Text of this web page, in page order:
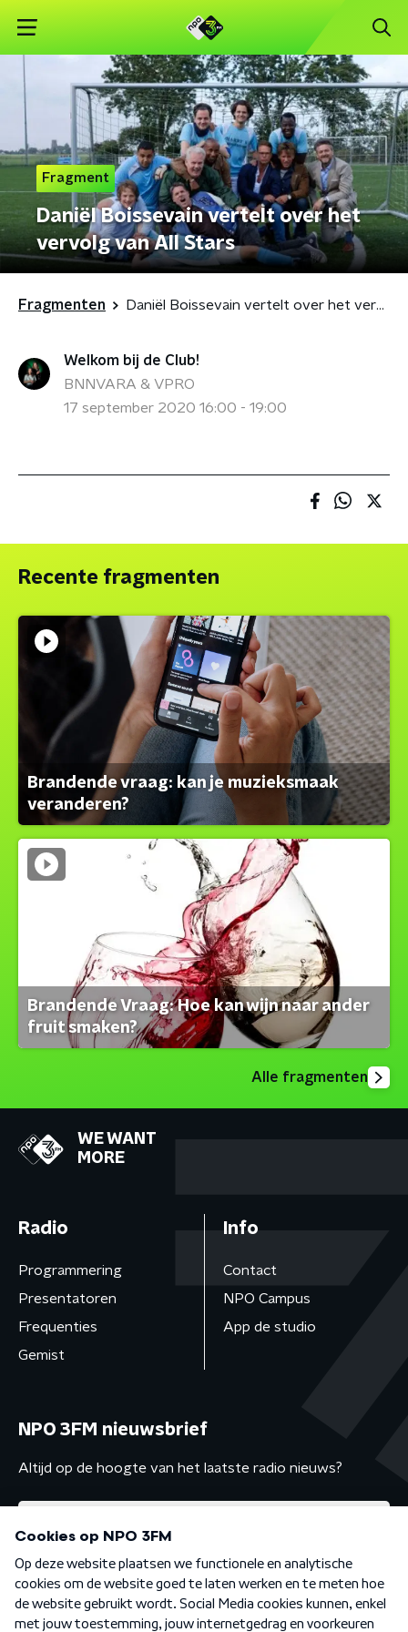
Fragment
Daniël Boissevain vertelt over het
vervolg van All Stars
Fragmenten Daniël Boissevain vertelt over het vervolg van All Stars
Welkom bij de Club!
BNNVARA & VPRO
17 september 2020 16:00 - 19:00
Recente fragmenten
Brandende vraag: kan je muzieksmaak
veranderen?
Brandende Vraag: Hoe kan wijn naar ander
fruit smaken?
Alle fragmenten
WE WANT
MORE
Radio
Programmering
Presentatoren
Frequenties
Gemist
Info
Contact
NPO Campus
App de studio
NPO 3FM nieuwsbrief
Altijd op de hoogte van het laatste radio nieuws?
Algemene voorwaarden Privacybeleid